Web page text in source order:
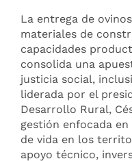
La entrega de
materiales de
capacidades
consolida una
justicia social,
liderada por el
Desarrollo Rural,
gestión enfocada
de vida en los
apoyo técnico,